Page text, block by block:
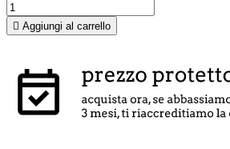
 Aggiungi al carrello